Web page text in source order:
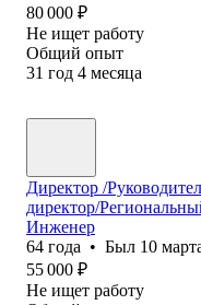
80 000 ₽
Не ищет работу
Общий опыт
31 год 4 месяца
Директор /
директор/
Инженер
64 года • Был 10
55 000 ₽
Не ищет работу